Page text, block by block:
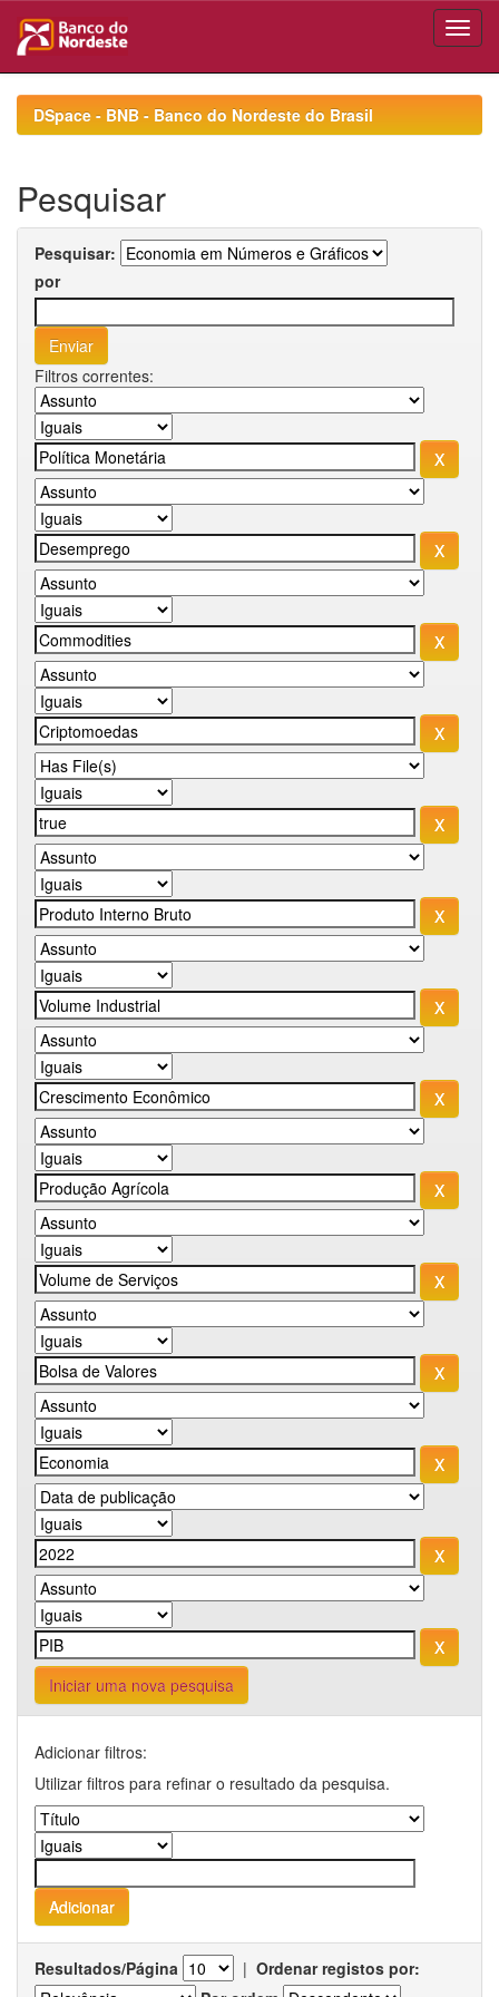
navigationDSpace - BNB - Banco do Nordeste do Brasil
Pesquisar
Pesquisar:
por
Filtros correntes:
Iniciar uma nova pesquisa
Adicionar filtros:
Utilizar filtros para refinar o resultado da pesquisa.
Resultados/Página | Ordenar registos por: